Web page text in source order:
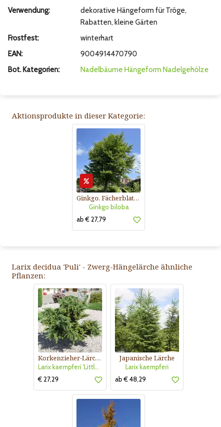
Verwendung:
dekorative Hängeform für Tröge,
Rabatten, kleine Gärten
Frostfest:
winterhart
EAN:
9004914470790
Bot. Kategorien:
Nadelbäume Hängeform Nadelgehölze
Aktionsprodukte in dieser Kategorie:
Ginkgo, Fächerblattbaum
Ginkgo biloba
ab € 27,79
Larix decidua 'Puli' - Zwerg-Hängelärche ähnliche
Pflanzen:
Korkenzieher-Lärche
Larix kaempferi 'Little Boggle'
€ 27,29
Japanische Lärche
Larix kaempferi
ab € 48,29